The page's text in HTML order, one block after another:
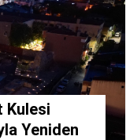
Instagram
Youtube
Kulesi
Yeniden